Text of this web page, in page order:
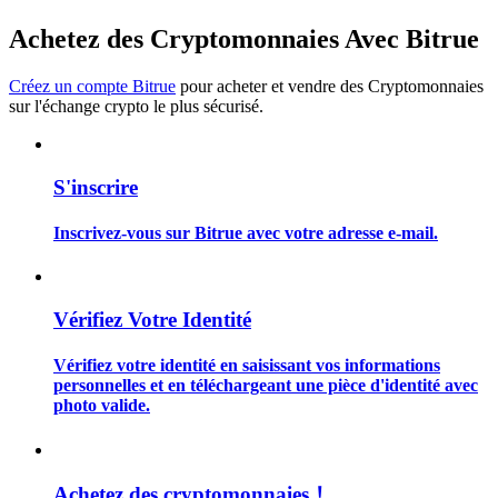
Stratégies de trading
Achetez des Cryptomonnaies Avec Bitrue
Créez un compte Bitrue pour acheter et vendre des Cryptomonnaies
sur l'échange crypto le plus sécurisé.
S'inscrire
Inscrivez-vous sur Bitrue avec votre adresse e-mail.
Vérifiez Votre Identité
Vérifiez votre identité en saisissant vos informations
personnelles et en téléchargeant une pièce d'identité avec
photo valide.